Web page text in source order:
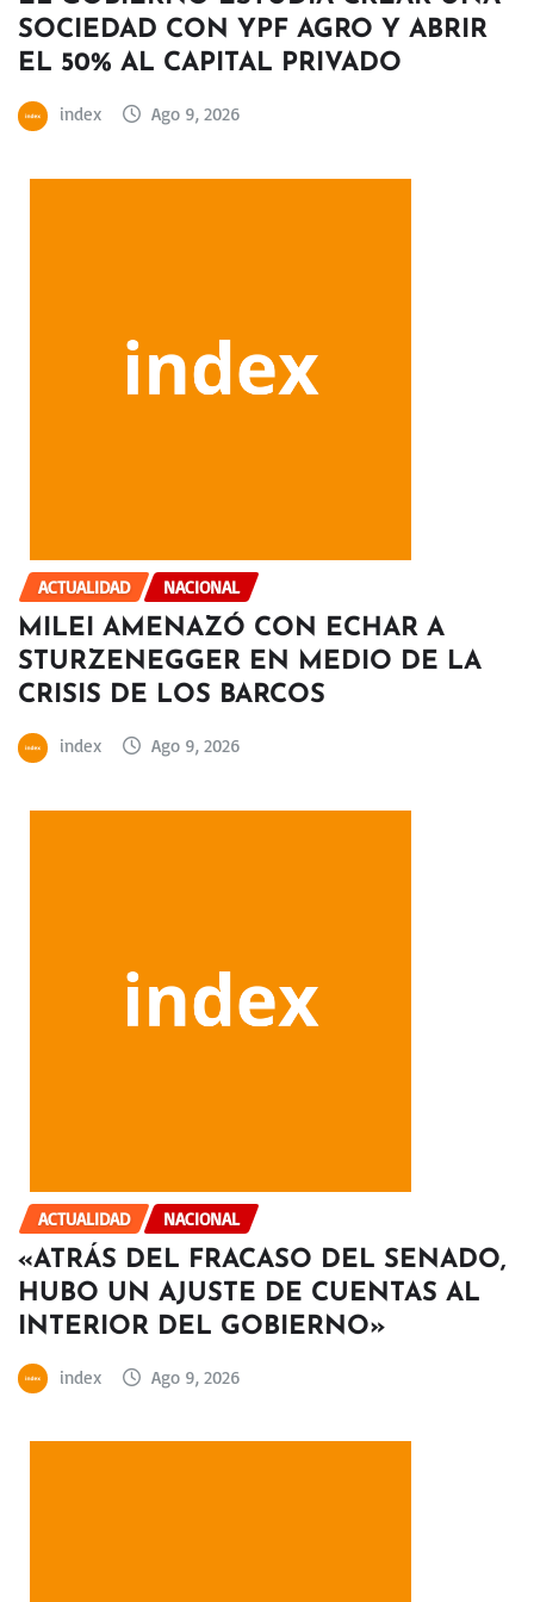
SOCIEDAD CON YPF AGRO Y ABRIR
EL 50% AL CAPITAL PRIVADO
index Ago 9, 2026
ACTUALIDAD NACIONAL
MILEI AMENAZÓ CON ECHAR A
STURZENEGGER EN MEDIO DE LA
CRISIS DE LOS BARCOS
index Ago 9, 2026
ACTUALIDAD NACIONAL
«ATRÁS DEL FRACASO DEL SENADO,
HUBO UN AJUSTE DE CUENTAS AL
INTERIOR DEL GOBIERNO»
index Ago 9, 2026